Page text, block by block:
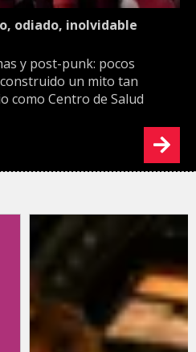
odiado, inolvidable
y post-punk: pocos
un mito tan
como Centro de Salud